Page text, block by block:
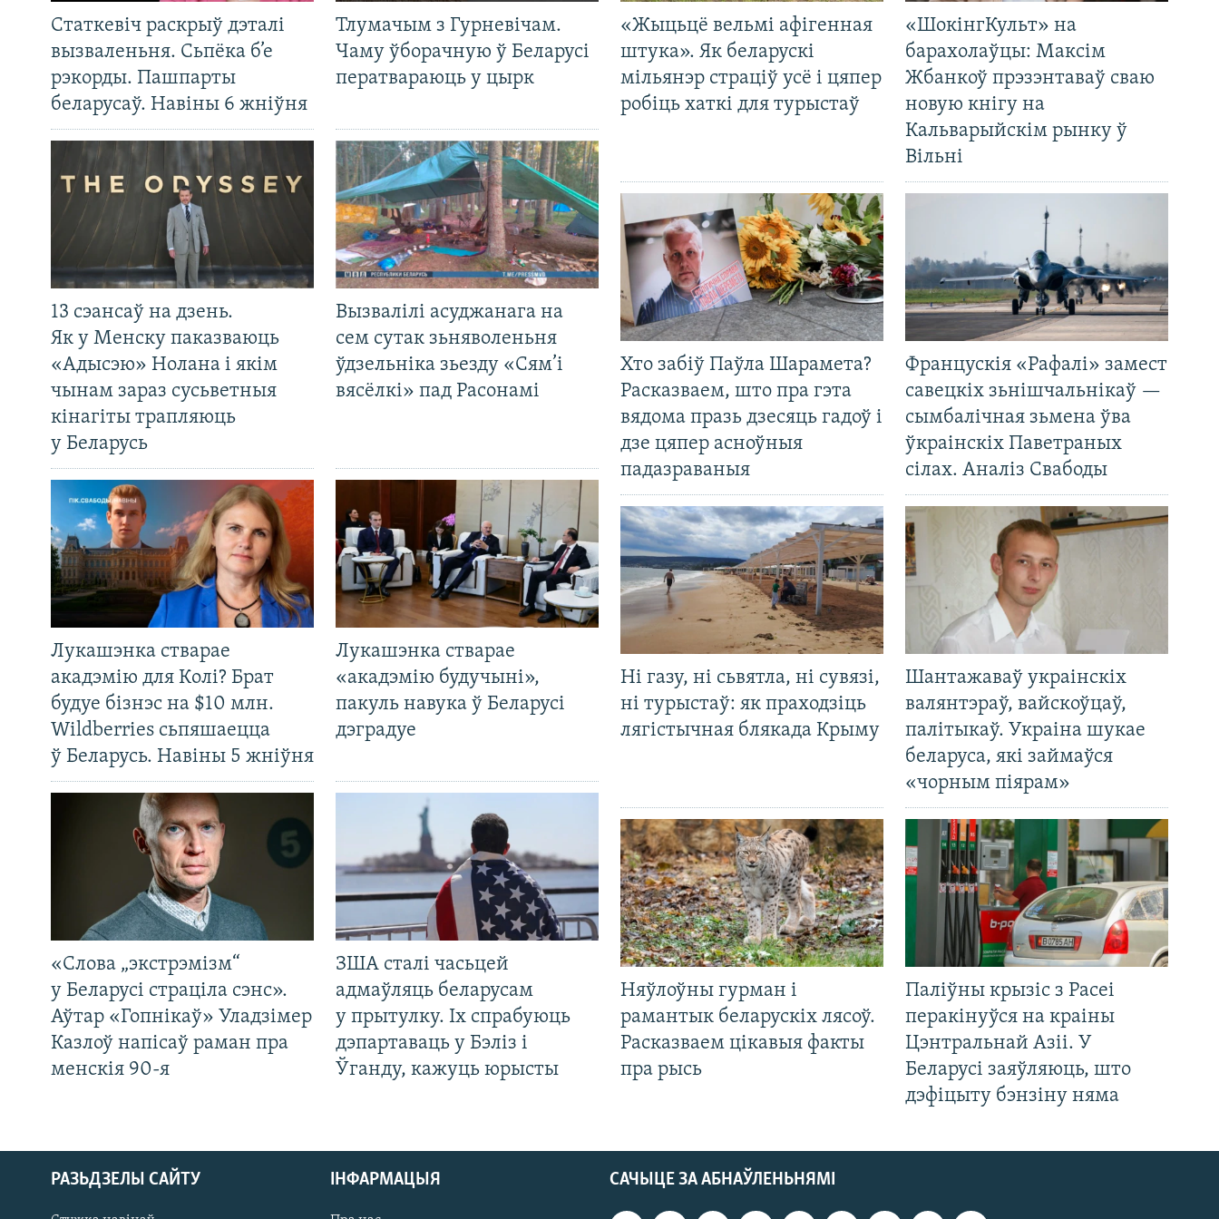
Статкевіч раскрыў дэталі
вызваленьня. Сьпёка б’е
рэкорды. Пашпарты
беларусаў. Навіны 6 жніўня
Тлумачым з Гурневічам.
Чаму ўборачную ў Беларусі
ператвараюць у цырк
13 сэансаў на дзень.
Як у Менску паказваюць
«Адысэю» Нолана і якім
чынам зараз сусьветныя
кінагіты трапляюць
у Беларусь
Вызвалілі асуджанага на
сем сутак зьняволеньня
ўдзельніка зьезду «Сям’і
вясёлкі» пад Расонамі
Лукашэнка стварае
акадэмію для Колі? Брат
будуе бізнэс на $10 млн.
Wildberries сьпяшаецца
ў Беларусь. Навіны 5 жніўня
Лукашэнка стварае
«акадэмію будучыні»,
пакуль навука ў Беларусі
дэградуе
«Слова „экстрэмізм“
у Беларусі страціла сэнс».
Аўтар «Гопнікаў» Уладзімер
Казлоў напісаў раман пра
менскія 90-я
ЗША сталі часьцей
адмаўляць беларусам
у прытулку. Іх спрабуюць
дэпартаваць у Бэліз і
Ўганду, кажуць юрысты
«Жыцьцё вельмі афігенная
штука». Як беларускі
мільянэр страціў усё і цяпер
робіць хаткі для турыстаў
«ШокінгКульт» на
барахолаўцы: Максім
Жбанкоў прэзэнтаваў сваю
новую кнігу на
Кальварыйскім рынку ў
Вільні
Хто забіў Паўла Шарамета?
Расказваем, што пра гэта
вядома празь дзесяць гадоў і
дзе цяпер асноўныя
падазраваныя
Францускія «Рафалі» замест
савецкіх зьнішчальнікаў —
сымбалічная зьмена ўва
ўкраінскіх Паветраных
сілах. Аналіз Свабоды
Ні газу, ні сьвятла, ні сувязі,
ні турыстаў: як праходзіць
лягістычная блякада Крыму
Шантажаваў украінскіх
валянтэраў, вайскоўцаў,
палітыкаў. Украіна шукае
беларуса, які займаўся
«чорным піярам»
Няўлоўны гурман і
рамантык беларускіх лясоў.
Расказваем цікавыя факты
пра рысь
Паліўны крызіс з Расеі
перакінуўся на краіны
Цэнтральнай Азіі. У
Беларусі заяўляюць, што
дэфіцыту бэнзіну няма
САЧЫЦЕ ЗА АБНАЎЛЕНЬНЯМІ
РАЗЬДЗЕЛЫ САЙТУ ІНФАРМАЦЫЯ